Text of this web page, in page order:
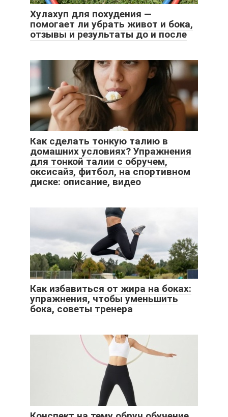
Хулахуп для похудения —
помогает ли убрать живот и бока,
отзывы и результаты до и после
Как сделать тонкую талию в
домашних условиях? Упражнения
для тонкой талии с обручем,
оксисайз, фитбол, на спортивном
диске: описание, видео
Как избавиться от жира на боках:
упражнения, чтобы уменьшить
бока, советы тренера